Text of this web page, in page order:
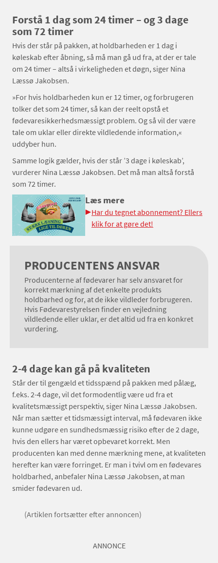
Forstå 1 dag som 24 timer – og 3 dage
som 72 timer
Hvis der står på pakken, at holdbarheden er 1 dag i
køleskab efter åbning, så må man gå ud fra, at der er tale
om 24 timer – altså i virkeligheden et døgn, siger Nina
Læssø Jakobsen.
»For hvis holdbarheden kun er 12 timer, og forbrugeren
tolker det som 24 timer, så kan der reelt opstå et
fødevaresikkerhedsmæssigt problem. Og så vil der være
tale om uklar eller direkte vildledende information,«
uddyber hun.
Samme logik gælder, hvis der står ’3 dage i køleskab’,
vurderer Nina Læssø Jakobsen. Det må man altså forstå
som 72 timer.
Læs mere
Har du tegnet abonnement? Ellers
klik for at gøre det!
PRODUCENTENS ANSVAR
Producenterne af fødevarer har selv ansvaret for
korrekt mærkning af det enkelte produkts
holdbarhed og for, at de ikke vildleder forbrugeren.
Hvis Fødevarestyrelsen finder en vejledning
vildledende eller uklar, er det altid ud fra en konkret
vurdering.
2-4 dage kan gå på kvaliteten
Står der til gengæld et tidsspænd på pakken med pålæg,
f.eks. 2-4 dage, vil det formodentlig være ud fra et
kvalitetsmæssigt perspektiv, siger Nina Læssø Jakobsen.
Når man sætter et tidsmæssigt interval, må fødevaren ikke
kunne udgøre en sundhedsmæssig risiko efter de 2 dage,
hvis den ellers har været opbevaret korrekt. Men
producenten kan med denne mærkning mene, at kvaliteten
herefter kan være forringet. Er man i tvivl om en fødevares
holdbarhed, anbefaler Nina Læssø Jakobsen, at man
smider fødevaren ud.
(Artiklen fortsætter efter annoncen)
ANNONCE